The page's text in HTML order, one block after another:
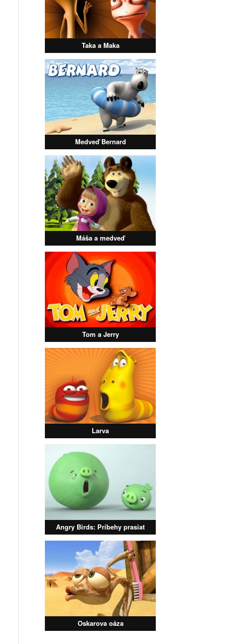
Taka a Maka
Medveď Bernard
Máša a medveď
Tom a Jerry
Larva
Angry Birds: Príbehy prasiat
Oskarova oáza